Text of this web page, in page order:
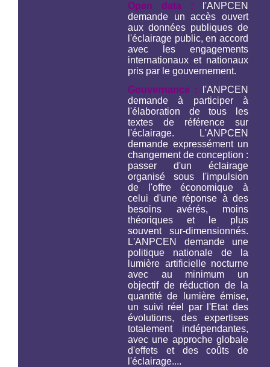
Open data : l'ANPCEN
demande un accès ouvert
aux données publiques de
l'éclairage public, en accord
avec les engagements
internationaux et nationaux
pris par le gouvernement.
Gouvernance :
l'ANPCEN
demande à participer à
l'élaboration de tous les
textes de référence sur
l'éclairage. L'ANPCEN
demande expressément un
changement de conception :
passer d'un éclairage
organisé sous l'impulsion
de l'offre économique à
celui d'une réponse à des
besoins avérés, moins
théoriques et le plus
souvent sur-dimensionnés.
L'ANPCEN demande une
politique nationale de la
lumière artificielle nocturne
avec au minimum un
objectif de réduction de la
quantité de lumière émise,
un suivi réel par l'Etat des
évolutions, des expertises
totalement indépendantes,
avec une approche globale
d'effets et des coûts de
l'éclairage....